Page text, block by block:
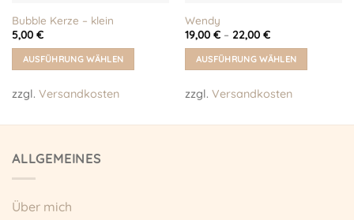
Bubble Kerze – klein
5,00 €
AUSFÜHRUNG WÄHLEN
Produkt
mehrere
auf.
Die
können
zzgl. Versandkosten
Wendy
19,00 €– 22,00 €
AUSFÜHRUNG WÄHLEN
Produkt
mehrere
zzgl. Versandkosten
ALLGEMEINES
Über mich